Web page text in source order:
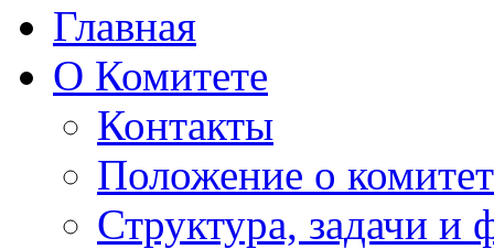
Главная
О Комитете
Контакты
Положение о
Структура, задачи и